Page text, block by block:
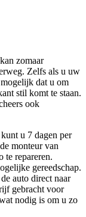
zomaar
Zelfs als u uw
dat u om
stil komt te staan.
ook
u 7 dagen per
monteur van
te repareren.
gereedschap.
auto direct naar
gebracht voor
nodig is om u zo